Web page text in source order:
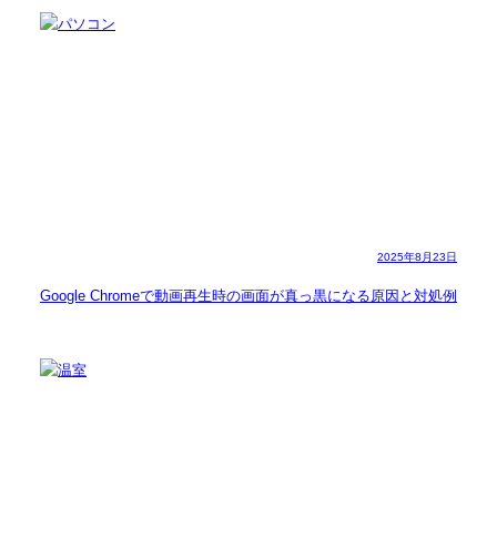
2025年8月23日
Google Chromeで動画再生時の画面が真っ黒になる原因と対処例